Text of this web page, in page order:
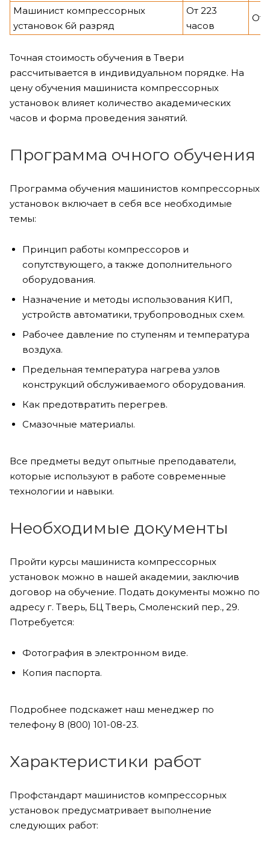
Машинист компрессорных
установок 6й разряд
От 223
часов
От
Точная стоимость обучения в Твери
рассчитывается в индивидуальном порядке. На
цену обучения машиниста компрессорных
установок влияет количество академических
часов и форма проведения занятий.
Программа очного обучения
Программа обучения машинистов компрессорных
установок включает в себя все необходимые
темы:
Принцип работы компрессоров и
сопутствующего, а также дополнительного
оборудования.
Назначение и методы использования КИП,
устройств автоматики, трубопроводных схем.
Рабочее давление по ступеням и температура
воздуха.
Предельная температура нагрева узлов
конструкций обслуживаемого оборудования.
Как предотвратить перегрев.
Смазочные материалы.
Все предметы ведут опытные преподаватели,
которые используют в работе современные
технологии и навыки.
Необходимые документы
Пройти курсы машиниста компрессорных
установок можно в нашей академии, заключив
договор на обучение. Подать документы можно по
адресу г. Тверь, БЦ Тверь, Смоленский пер., 29.
Потребуется:
Фотография в электронном виде.
Копия паспорта.
Подробнее подскажет наш менеджер по
телефону 8 (800) 101-08-23.
Характеристики работ
Профстандарт машинистов компрессорных
установок предусматривает выполнение
следующих работ: